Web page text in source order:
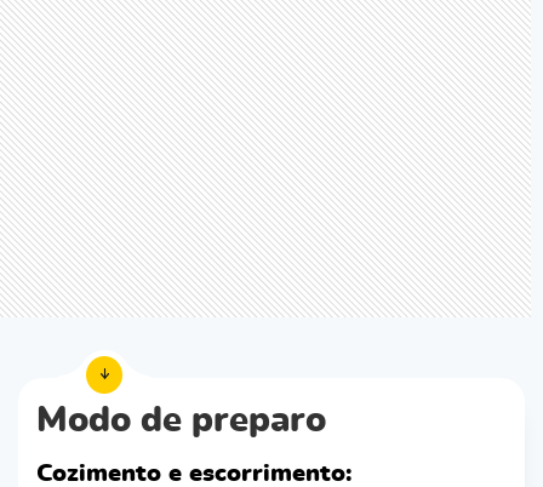
Modo de preparo
Cozimento e escorrimento: